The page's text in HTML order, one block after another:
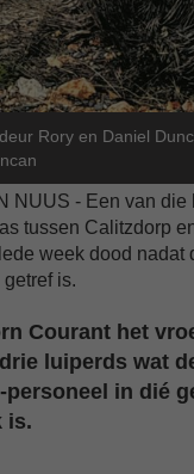
Rory en Daniel
NUUS - Een van die
tussen Calitzdorp
week dood nadat
is.
Courant het
luiperds wat
personeel in dié
is.